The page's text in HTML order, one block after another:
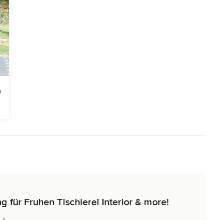
fragen kostet nichts.
Viersen Telefon +49-2162-93380-0 Telefax +49-2162-93380-40
Gesellschafterin: Fruhen Komplementär GmbH, Viersen
für Fruhen Tischlerei Interior & more!